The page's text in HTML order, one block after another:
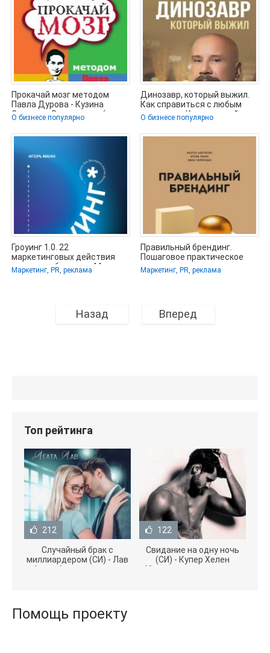
Прокачай мозг методом
Павла Дурова - Кузина
Светлана Валерьевна (книги
О бизнесе популярно
Динозавр, который выжил.
Как справиться с любым
кризисом - Ковалевский
О бизнесе популярно
Гроуинг 1.0. 22
маркетинговых действия
для роста бизнеса - Манн
Игорь (читать
Маркетинг, PR, реклама
Правильный брендинг.
Пошаговое практическое
руководство по созданию и
Маркетинг, PR, реклама
Назад Вперед
Топ рейтинга
212
Случайный брак с
миллиардером (СИ) - Лав
Агата (полная версия
122
Свидание на одну ночь
(СИ) - Купер Хелен
(бесплатные серии книг
Помощь проекту